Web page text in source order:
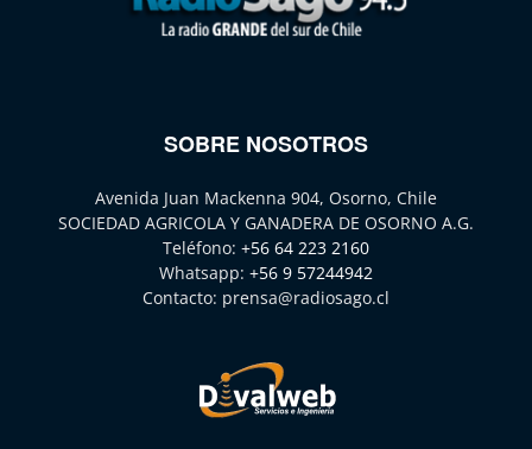
SOBRE NOSOTROS
Avenida Juan Mackenna 904, Osorno, Chile
SOCIEDAD AGRICOLA Y GANADERA DE OSORNO A.G.
Teléfono: +56 64 223 2160
Whatsapp: +56 9 57244942
Contacto: prensa@radiosago.cl